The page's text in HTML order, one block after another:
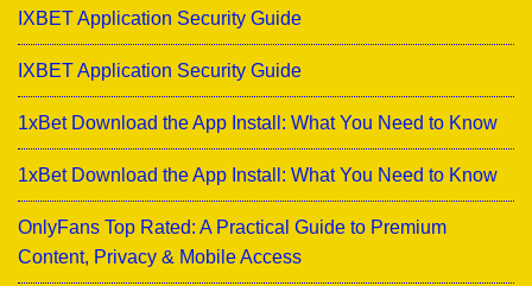
IXBET Application Security Guide
IXBET Application Security Guide
1xBet Download the App Install: What You Need to Know
1xBet Download the App Install: What You Need to Know
OnlyFans Top Rated: A Practical Guide to Premium
Content, Privacy & Mobile Access